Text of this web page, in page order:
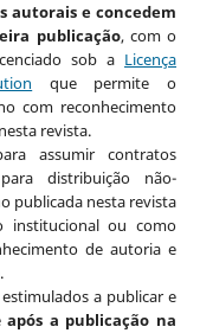
autorais e concedem
publicação, com o
sob a Licença
que permite o
com reconhecimento
revista.
assumir contratos
distribuição não-
publicada nesta revista
institucional ou como
de autoria e
a publicar e
após a publicação na